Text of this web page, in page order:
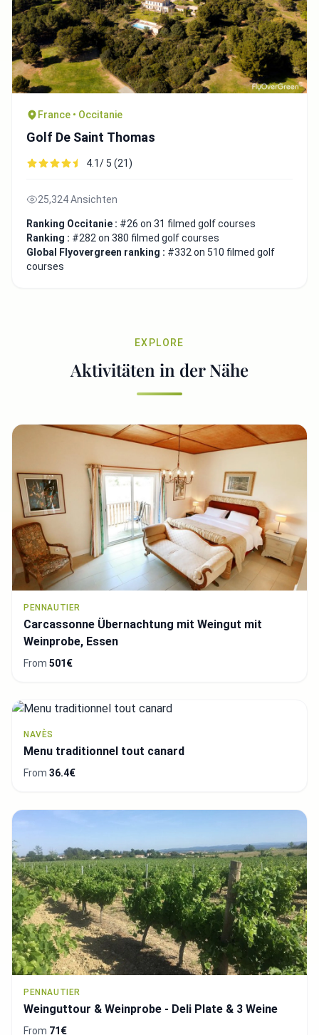
France • Occitanie
Golf De Saint Thomas
4.1/ 5 (21)
25,324 Ansichten
Ranking Occitanie : #26 on 31 filmed golf courses
Ranking : #282 on 380 filmed golf courses
Global Flyovergreen ranking : #332 on 510 filmed golf
courses
EXPLORE
Aktivitäten in der Nähe
PENNAUTIER
Carcassonne Übernachtung mit Weingut mit
Weinprobe, Essen
From 501€
NAVÈS
Menu traditionnel tout canard
From 36.4€
PENNAUTIER
Weinguttour & Weinprobe - Deli Plate & 3 Weine
From 71€